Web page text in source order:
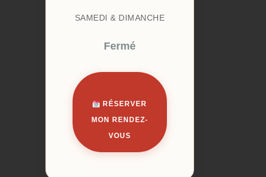
SAMEDI & DIMANCHE
Fermé
RÉSERVER
MON RENDEZ-
VOUS